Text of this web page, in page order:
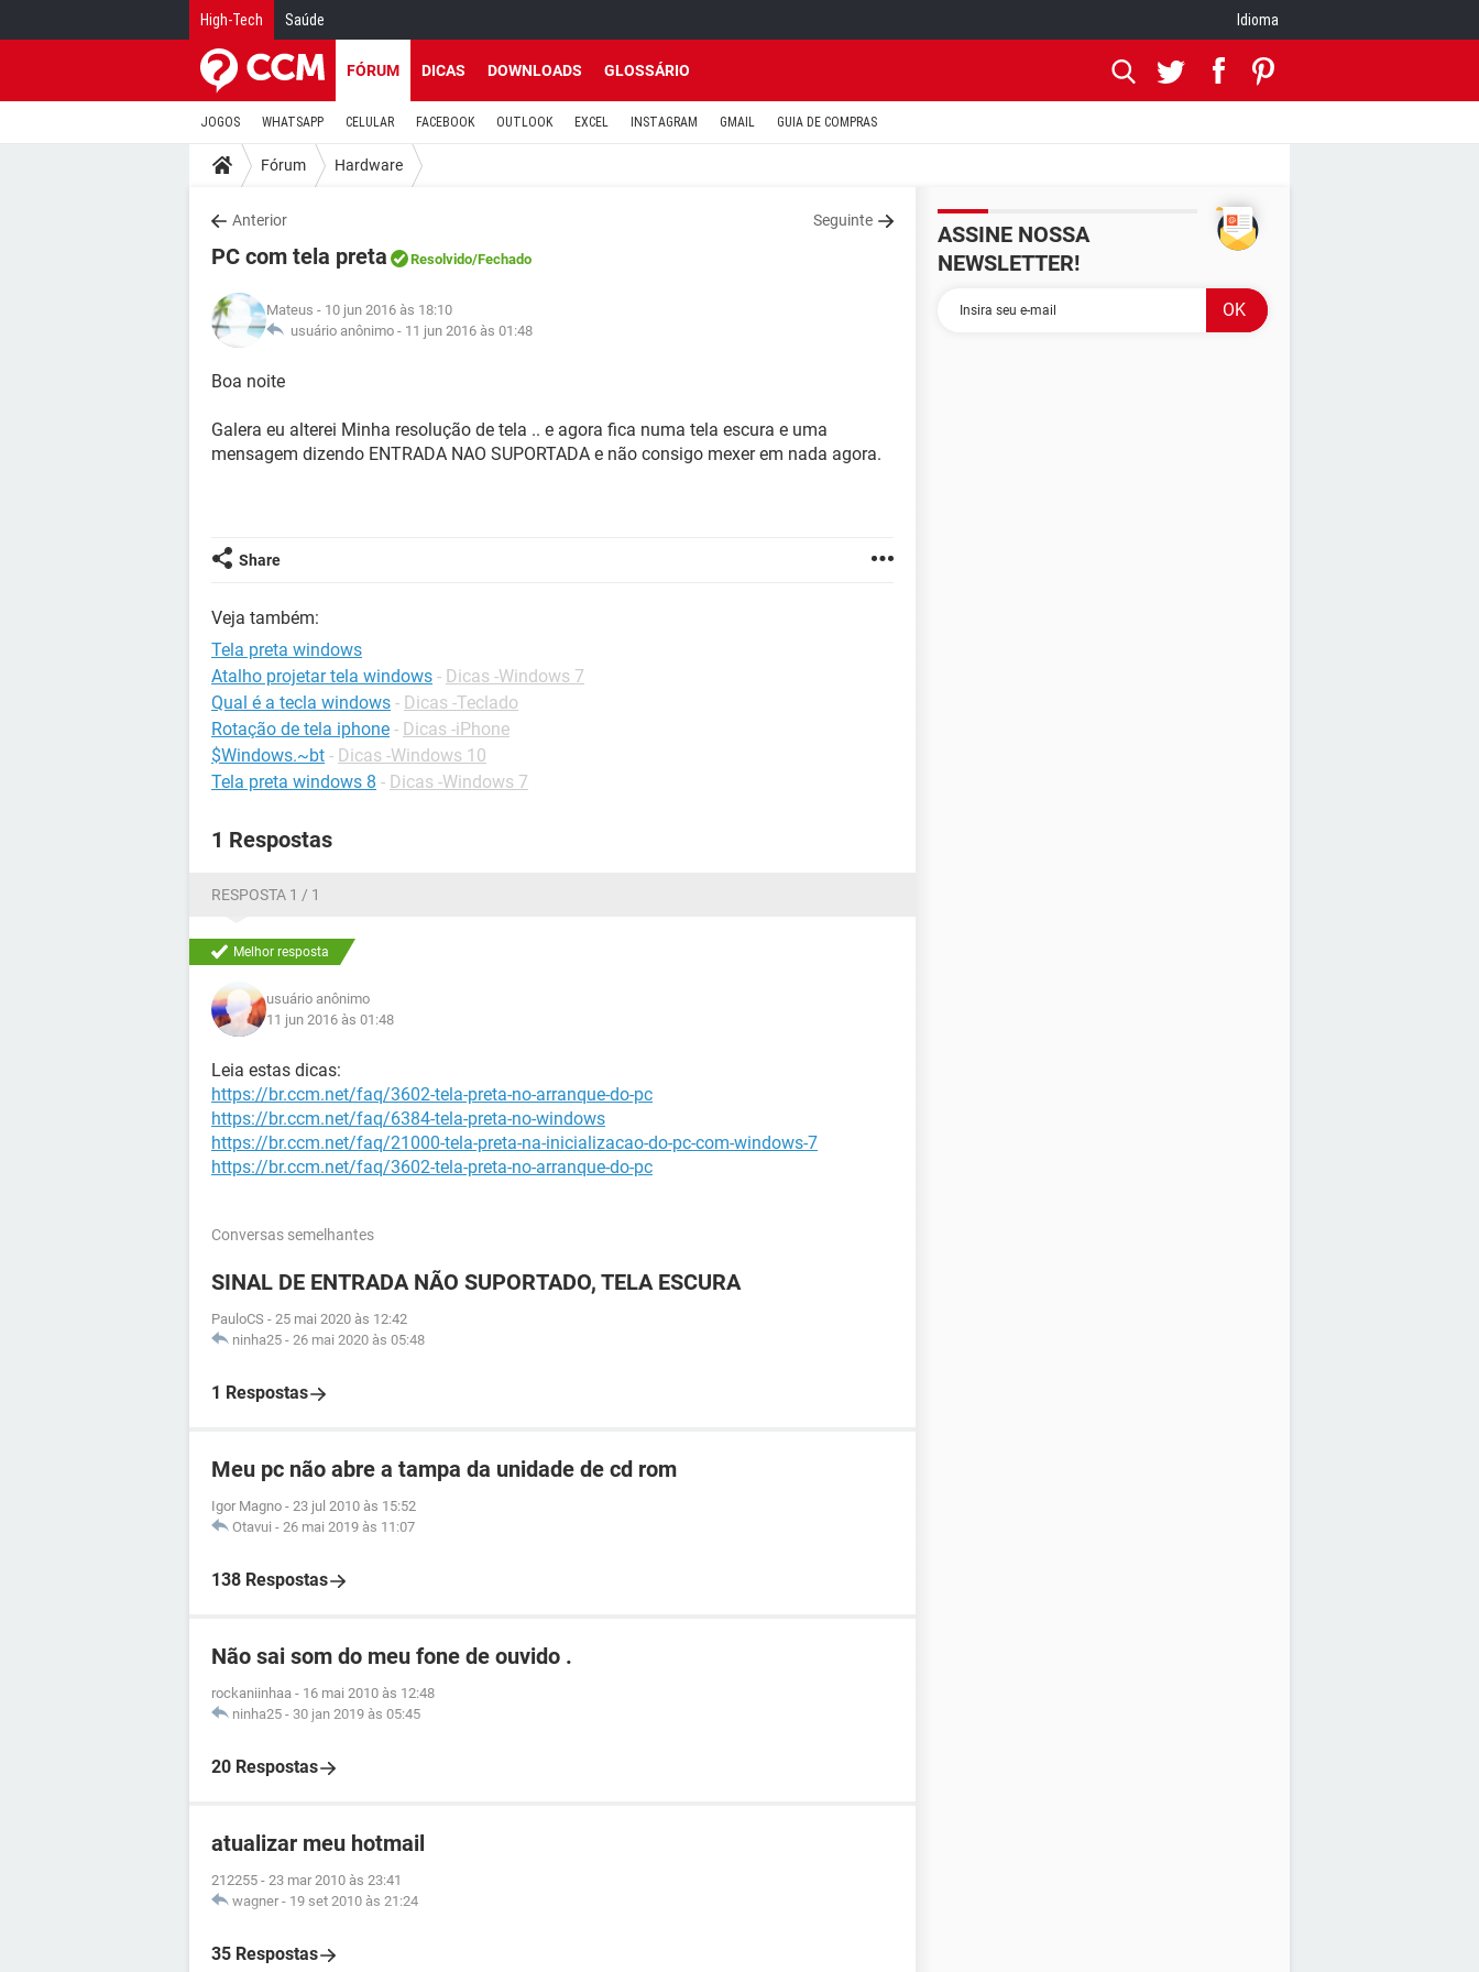
High-Tech Saúde Idioma
FÓRUM DICAS DOWNLOADS GLOSSÁRIO
JOGOS WHATSAPP CELULAR FACEBOOK OUTLOOK EXCEL INSTAGRAM GMAIL GUIA DE COMPRAS
Fórum Hardware
Anterior Seguinte
PC com tela preta Resolvido/Fechado
Mateus - 10 jun 2016 às 18:10
usuário anônimo - 11 jun 2016 às 01:48
Boa noite
Galera eu alterei Minha resolução de tela .. e agora fica numa tela escura e uma
mensagem dizendo ENTRADA NAO SUPORTADA e não consigo mexer em nada agora.
Share
Veja também:
Tela preta windows
Atalho projetar tela windows - Dicas -Windows 7
Qual é a tecla windows - Dicas -Teclado
Rotação de tela iphone - Dicas -iPhone
$Windows.~bt - Dicas -Windows 10
Tela preta windows 8 - Dicas -Windows 7
1 Respostas
RESPOSTA 1 / 1
Melhor resposta
usuário anônimo
11 jun 2016 às 01:48
Leia estas dicas:
https://br.ccm.net/faq/3602-tela-preta-no-arranque-do-pc
https://br.ccm.net/faq/6384-tela-preta-no-windows
https://br.ccm.net/faq/21000-tela-preta-na-inicializacao-do-pc-com-windows-7
https://br.ccm.net/faq/3602-tela-preta-no-arranque-do-pc
Conversas semelhantes
SINAL DE ENTRADA NÃO SUPORTADO, TELA ESCURA
PauloCS - 25 mai 2020 às 12:42
ninha25 - 26 mai 2020 às 05:48
1 Respostas
Meu pc não abre a tampa da unidade de cd rom
Igor Magno - 23 jul 2010 às 15:52
Otavui - 26 mai 2019 às 11:07
138 Respostas
Não sai som do meu fone de ouvido .
rockaniinhaa - 16 mai 2010 às 12:48
ninha25 - 30 jan 2019 às 05:45
20 Respostas
atualizar meu hotmail
212255 - 23 mar 2010 às 23:41
wagner - 19 set 2010 às 21:24
35 Respostas
ASSINE NOSSA
NEWSLETTER!